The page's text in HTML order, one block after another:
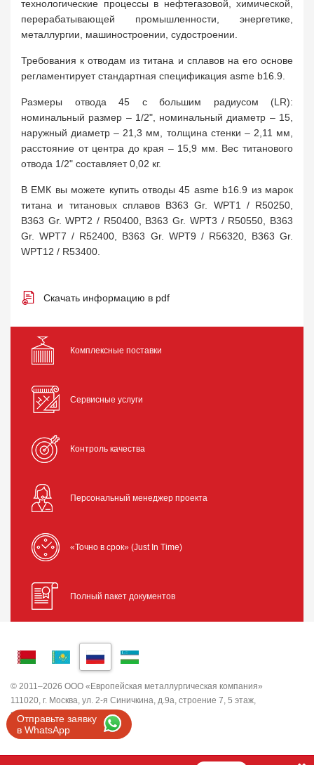
Отправьте заявку
в WhatsApp
технологические процессы в нефтегазовой, химической,
перерабатывающей промышленности, энергетике,
металлургии, машиностроении, судостроении.
Требования к отводам из титана и сплавов на его основе
регламентирует стандартная спецификация asme b16.9.
Размеры отвода 45 с большим радиусом (LR):
номинальный размер – 1/2", номинальный диаметр – 15,
наружный диаметр – 21,3 мм, толщина стенки – 2,11 мм,
расстояние от центра до края – 15,9 мм. Вес титанового
отвода 1/2" составляет 0,02 кг.
В ЕМК вы можете купить отводы 45 asme b16.9 из марок
титана и титановых сплавов B363 Gr. WPT1 / R50250,
B363 Gr. WPT2 / R50400, B363 Gr. WPT3 / R50550, B363
Gr. WPT7 / R52400, B363 Gr. WPT9 / R56320, B363 Gr.
WPT12 / R53400.
Скачать информацию в pdf
Комплексные поставки
Сервисные услуги
Контроль качества
Персональный менеджер проекта
«Точно в срок» (Just In Time)
Полный пакет документов
© 2011–2026 ООО «Европейская металлургическая компания»
111020, г. Москва, ул. 2-я Синичкина, д.9а, строение 7, 5 этаж,
помещение I, комната 5
ИНН 7743820503 ООО "ЕМК"